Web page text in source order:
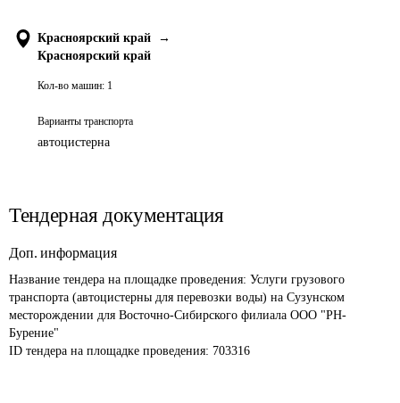
Красноярский край
→
Красноярский край
Кол-во машин: 1
Варианты транспорта
автоцистерна
Тендерная документация
Доп. информация
Название тендера на площадке проведения: Услуги грузового
транспорта (автоцистерны для перевозки воды) на Сузунском
месторождении для Восточно-Сибирского филиала ООО "РН-
Бурение"
ID тендера на площадке проведения: 703316